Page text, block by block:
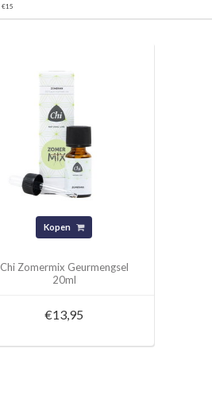
€15
Kopen
Chi Zomermix Geurmengsel
20ml
€13,95